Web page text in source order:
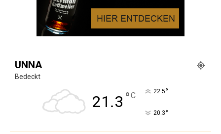
UNNA
Bedeckt
21.3 °C 22.5°
20.3°